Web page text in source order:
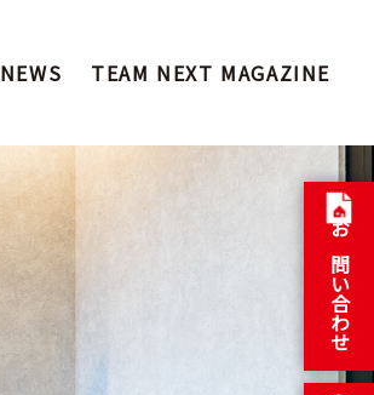
NEWS TEAM NEXT MAGAZINE
お問い合わせ